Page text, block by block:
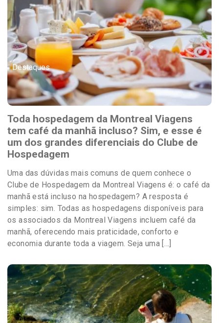
Destaques
Toda hospedagem da Montreal Viagens
tem café da manhã incluso? Sim, e esse é
um dos grandes diferenciais do Clube de
Hospedagem
Uma das dúvidas mais comuns de quem conhece o
Clube de Hospedagem da Montreal Viagens é: o café da
manhã está incluso na hospedagem? A resposta é
simples: sim. Todas as hospedagens disponíveis para
os associados da Montreal Viagens incluem café da
manhã, oferecendo mais praticidade, conforto e
economia durante toda a viagem. Seja uma […]